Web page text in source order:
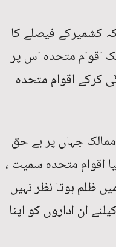
کشمیرکے فیصلے کا
متحدہ اس پر
کرکے اقوام متحدہ
جہاں پر بے حق
اقوام متحدہ سمیت ،
ظلم ہوتا نظر نہیں
ان اداروں کو اپنا